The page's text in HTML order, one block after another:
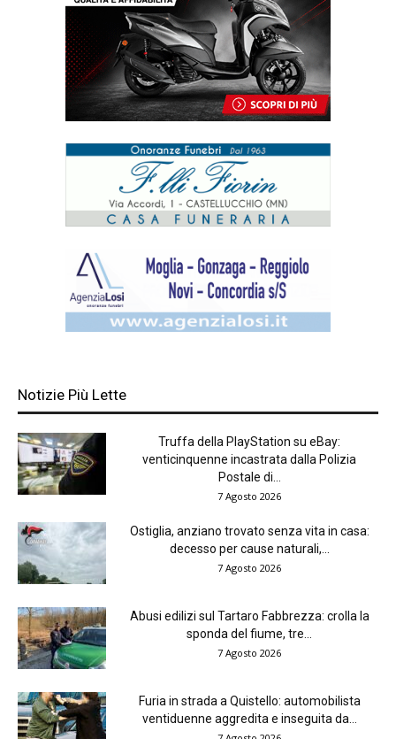
Notizie Più Lette
Truffa della PlayStation su eBay:
venticinquenne incastrata dalla Polizia
Postale di...
7 Agosto 2026
Ostiglia, anziano trovato senza vita in casa:
decesso per cause naturali,...
7 Agosto 2026
Abusi edilizi sul Tartaro Fabbrezza: crolla la
sponda del fiume, tre...
7 Agosto 2026
Furia in strada a Quistello: automobilista
ventiduenne aggredita e inseguita da...